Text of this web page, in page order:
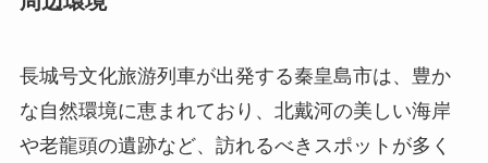
周辺環境